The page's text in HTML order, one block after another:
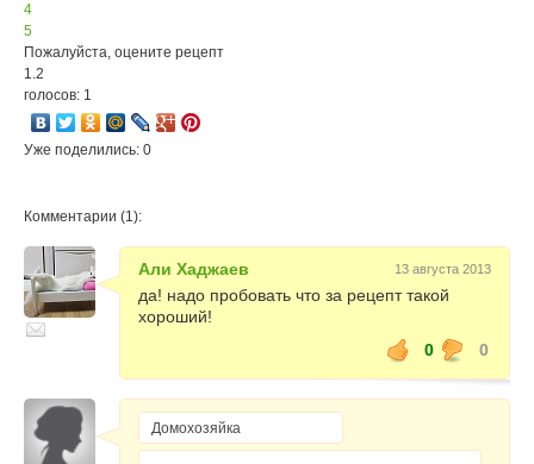
4
5
Пожалуйста, оцените рецепт
1.2
голосов: 1
Уже поделились: 0
Комментарии (1):
Али Хаджаев 13 августа 2013
да! надо пробовать что за рецепт такой
хороший!
0
0